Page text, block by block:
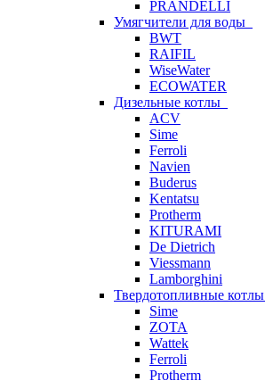
PRANDELLI
Умягчители для воды
BWT
RAIFIL
WiseWater
ECOWATER
Дизельные котлы
ACV
Sime
Ferroli
Navien
Buderus
Kentatsu
Protherm
KITURAMI
De Dietrich
Viessmann
Lamborghini
Твердотопливные котлы
Sime
ZOTA
Wattek
Ferroli
Protherm